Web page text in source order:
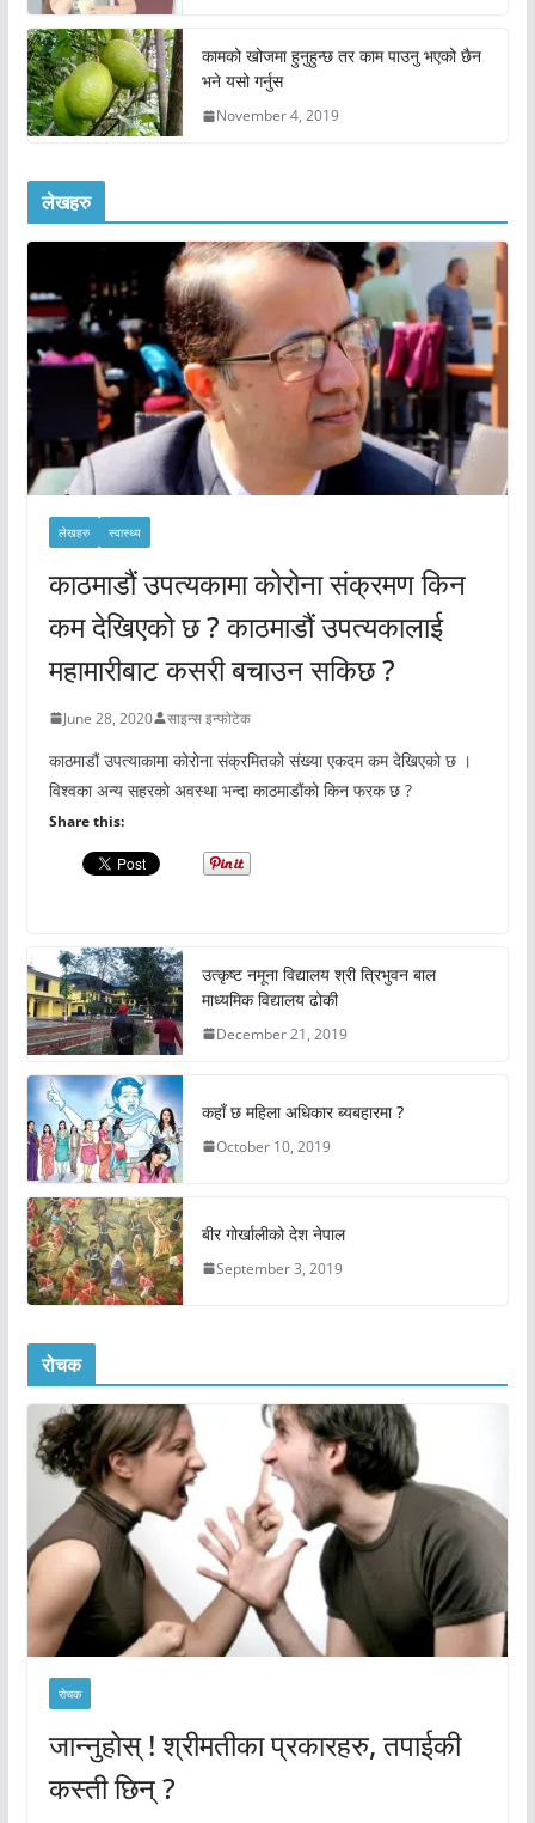
कामको खोजमा हुनुहुन्छ तर काम पाउनु भएको छैन
भने यसो गर्नुस
November 4, 2019
लेखहरु
लेखहरु स्वास्थ्य
काठमाडौं उपत्यकामा कोरोना संक्रमण किन
कम देखिएको छ ? काठमाडौं उपत्यकालाई
महामारीबाट कसरी बचाउन सकिछ ?
June 28, 2020 साइन्स इन्फोटेक
काठमाडौं उपत्याकामा कोरोना संक्रमितको संख्या एकदम कम देखिएको छ ।
विश्वका अन्य सहरको अवस्था भन्दा काठमाडौंको किन फरक छ ?
Share this:
उत्कृष्ट नमूना विद्यालय श्री त्रिभुवन बाल
माध्यमिक विद्यालय ढोकी
December 21, 2019
कहाँ छ महिला अधिकार ब्यबहारमा ?
October 10, 2019
बीर गोर्खालीको देश नेपाल
September 3, 2019
रोचक
रोचक
जान्नुहोस् ! श्रीमतीका प्रकारहरु, तपाईकी
कस्ती छिन् ?